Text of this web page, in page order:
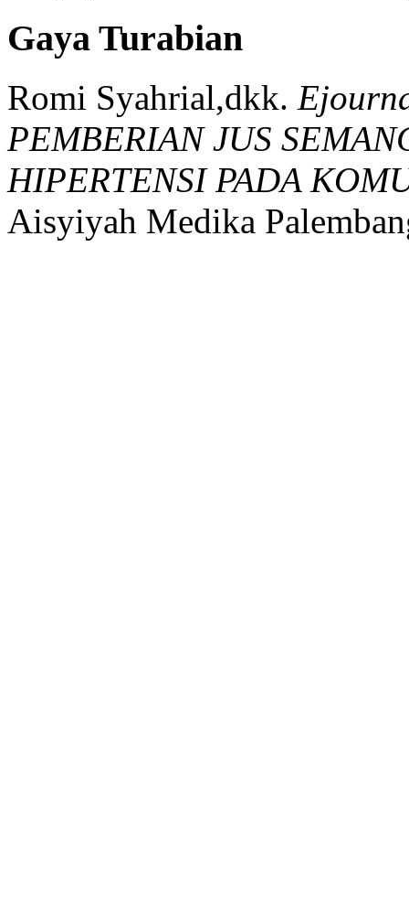
Gaya Turabian
Romi Syahrial,dkk.
PEMBERIAN JUS
HIPERTENSI PADA
Aisyiyah Medika